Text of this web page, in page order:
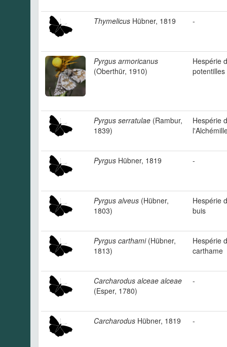
Thymelicus Hübner, 1819 -
Pyrgus armoricanus
(Oberthür, 1910)
Hespérie
potentilles
Pyrgus serratulae (Rambur,
1839)
Hespérie
Pyrgus Hübner, 1819 -
Pyrgus alveus (Hübner,
1803)
Hespérie
buis
Pyrgus carthami(Hübner,
1813)
Hespérie
carthame
Carcharodus alceae alceae
(Esper, 1780)
-
Carcharodus Hübner, 1819 -